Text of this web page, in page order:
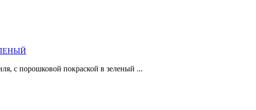
с порошковой покраской в зеленый ...